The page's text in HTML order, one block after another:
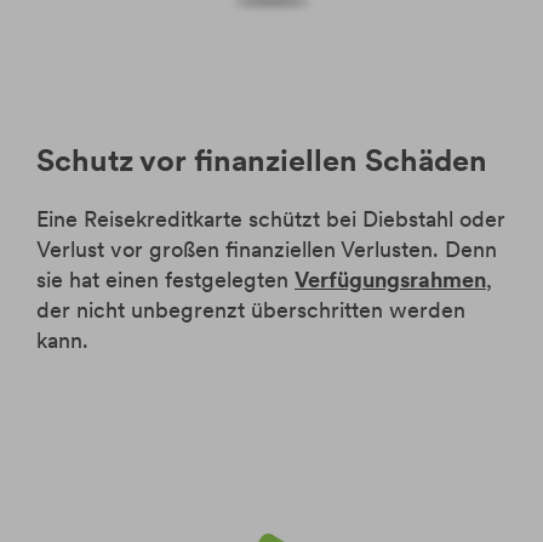
Schutz vor finanziellen Schäden
Eine Reisekreditkarte schützt bei Diebstahl oder
Verlust vor großen finanziellen Verlusten. Denn
sie hat einen festgelegten Verfügungsrahmen,
der nicht unbegrenzt überschritten werden
kann.